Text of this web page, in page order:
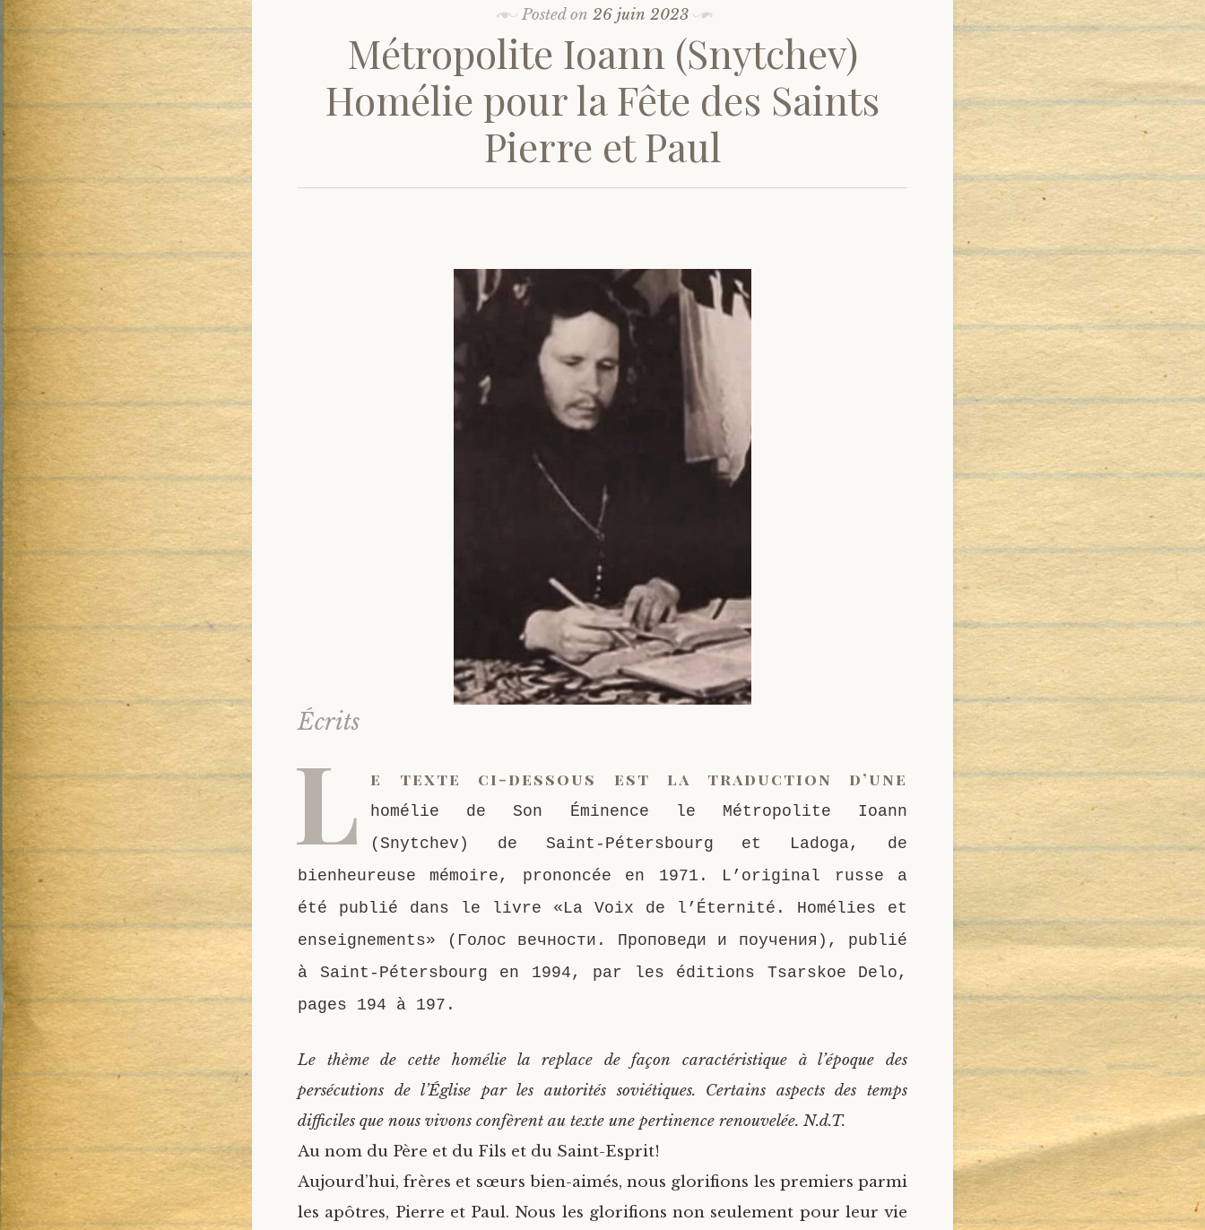
Posted on26 juin 2023
Métropolite Ioann (Snytchev)
Homélie pour la Fête des Saints
Pierre et Paul
Écrits
L e texte ci-dessous est la traduction d’une
homélie de Son Éminence le Métropolite Ioann
(Snytchev) de Saint-Pétersbourg et Ladoga, de
bienheureuse mémoire, prononcée en 1971. L’original russe a
été publié dans le livre «La Voix de l’Éternité. Homélies et
enseignements» (Голос вечности. Проповеди и поучения), publié
à Saint-Pétersbourg en 1994, par les éditions Tsarskoe Delo,
pages 194 à 197.
Le thème de cette homélie la replace de façon caractéristique à l’époque des
persécutions de l’Église par les autorités soviétiques. Certains aspects des temps
difficiles que nous vivons confèrent au texte une pertinence renouvelée. N.d.T.
Au nom du Père et du Fils et du Saint-Esprit!
Aujourd’hui, frères et sœurs bien-aimés, nous glorifions les premiers parmi
les apôtres, Pierre et Paul. Nous les glorifions non seulement pour leur vie